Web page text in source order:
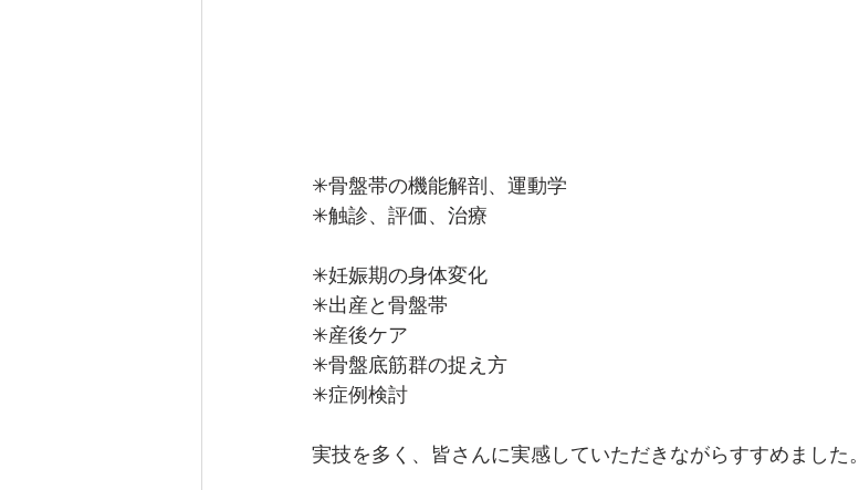
✳︎骨盤帯の機能解剖、運動学
✳︎触診、評価、治療
✳︎妊娠期の身体変化
✳︎出産と骨盤帯
✳︎産後ケア
✳︎骨盤底筋群の捉え方
✳︎症例検討
実技を多く、皆さんに実感していただきながらすすめました。